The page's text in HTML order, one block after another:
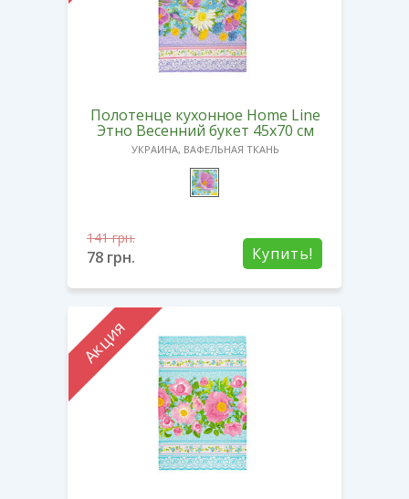
Полотенце кухонное Home Line
Этно Весенний букет 45х70 см
УКРАИНА, ВАФЕЛЬНАЯ ТКАНЬ
Купить!
141грн.
78 грн.
Акция